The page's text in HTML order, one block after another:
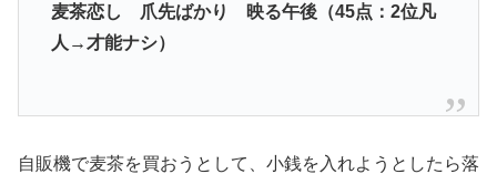
麦茶恋し 爪先ばかり 映る午後（45点：2位凡
人→才能ナシ）
自販機で麦茶を買おうとして、小銭を入れようとしたら落